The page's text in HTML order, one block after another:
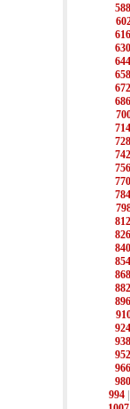
588
616
630
644
658
672
686
714
728
742
756
770
784
812
826
840
854
868
882
896
924
938
952
966
980
994